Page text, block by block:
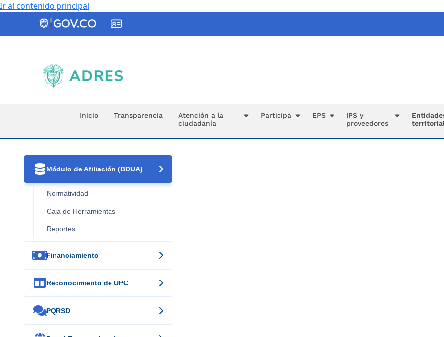
Ir al contenido principal
ADRES
Inicio Transparencia
Atención a la
ciudadanía
Participa EPS
IPS y
proveedores
 Módulo de Afiliación (BDUA)
Normatividad
Caja de Herramientas
Reportes
Financiamiento
 Reconocimiento de UPC
PQRSD